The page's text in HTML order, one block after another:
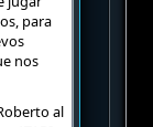
para
nos
al